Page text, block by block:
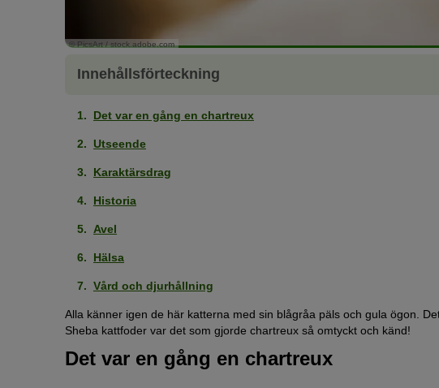
© PicsArt / stock.adobe.com
Innehållsförteckning
Det var en gång en chartreux
Utseende
Karaktärsdrag
Historia
Avel
Hälsa
Vård och djurhållning
Alla känner igen de här katterna med sin blågråa päls och gula ögon.
Sheba kattfoder var det som gjorde chartreux så omtyckt och känd!
Det var en gång en chartreux